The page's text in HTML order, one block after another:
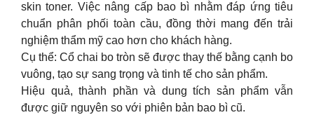
skin toner. Việc nâng cấp bao bì nhằm đáp ứng tiêu
chuẩn phân phối toàn cầu, đồng thời mang đến trải
nghiệm thẩm mỹ cao hơn cho khách hàng.
Cụ thể: Cổ chai bo tròn sẽ được thay thế bằng cạnh bo
vuông, tạo sự sang trọng và tinh tế cho sản phẩm.
Hiệu quả, thành phần và dung tích sản phẩm vẫn
được giữ nguyên so với phiên bản bao bì cũ.